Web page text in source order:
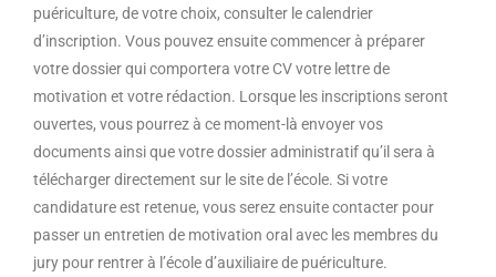
puériculture, de votre choix, consulter le calendrier
d’inscription. Vous pouvez ensuite commencer à préparer
votre dossier qui comportera votre CV votre lettre de
motivation et votre rédaction. Lorsque les inscriptions seront
ouvertes, vous pourrez à ce moment-là envoyer vos
documents ainsi que votre dossier administratif qu’il sera à
télécharger directement sur le site de l’école. Si votre
candidature est retenue, vous serez ensuite contacter pour
passer un entretien de motivation oral avec les membres du
jury pour rentrer à l’école d’auxiliaire de puériculture.